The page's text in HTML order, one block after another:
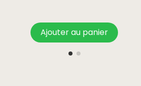
Ajouter au panier